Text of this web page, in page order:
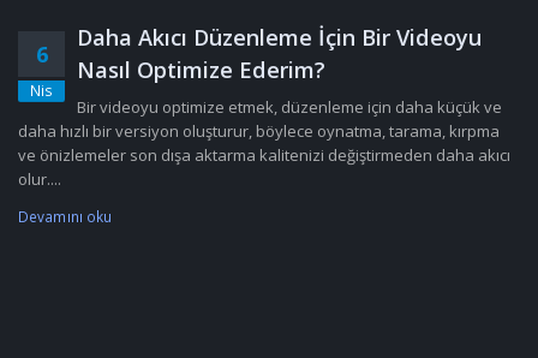
6
Nis
Daha Akıcı Düzenleme İçin Bir Videoyu
Nasıl Optimize Ederim?
Bir videoyu optimize etmek, düzenleme için daha küçük ve
daha hızlı bir versiyon oluşturur, böylece oynatma, tarama, kırpma
ve önizlemeler son dışa aktarma kalitenizi değiştirmeden daha akıcı
olur....
Devamını oku